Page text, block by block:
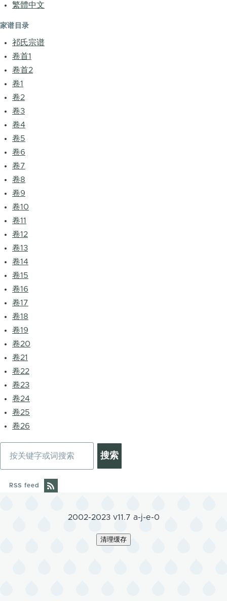
繁體中文
家谱目录
祁氏宗谱
卷首1
卷首2
卷1
卷2
卷3
卷4
卷5
卷6
卷7
卷8
卷9
卷10
卷11
卷12
卷13
卷14
卷15
卷16
卷17
卷18
卷19
卷20
卷21
卷22
卷23
卷24
卷25
卷26
RSS feed
2002-2023 v11.7 a-j-e-0